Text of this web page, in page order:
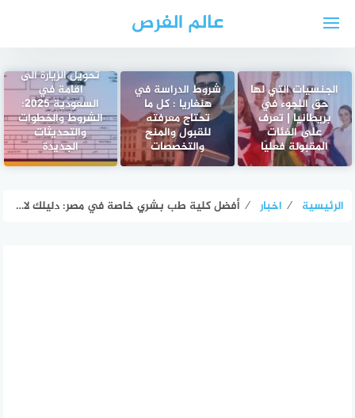
عالم الفرص
الجنسيات التي لها
حق اللجوء في
بريطانيا | تعرف
على الفئات
المقبولة فعليًا
شروط الدراسة في
هنغاريا : كل ما
تحتاج معرفته
للقبول والمنح
والتخصصات
تحويل الزيارة الى
اقامة في
السعودية 2025:
الشروط والخطوات
والتحديثات
الجديدة
الرئيسية ⁄ اخبار ⁄ أفضل كلية طب بشري خاصة في مصر: دليلك لاختيار المستقبل الطبي المشرق